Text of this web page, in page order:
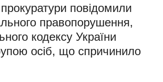
повідомили
правопорушення,
кодексу України
осіб, що спричинило